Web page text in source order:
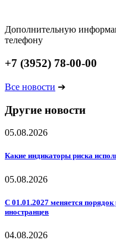
Дополнительную
телефону
+7 (3952) 78-00-00
Все новости ➔
Другие новости
05.08.2026
Какие индикаторы риска
05.08.2026
С 01.01.2027 меняется
иностранцев
04.08.2026